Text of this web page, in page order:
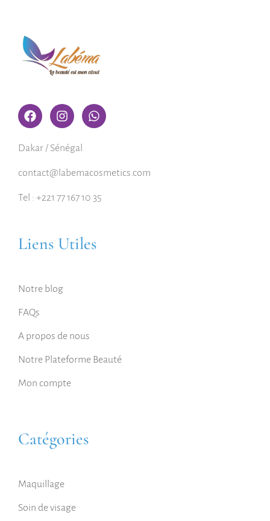
Dakar / Sénégal
contact@labemacosmetics.com
Tel : +221 77 167 10 35
Liens Utiles
Notre blog
FAQs
A propos de nous
Notre Plateforme Beauté
Mon compte
Catégories
Maquillage
Soin de visage